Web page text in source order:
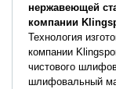
нержавеющей
компании
Технология
компании
чистового
шлифовальный